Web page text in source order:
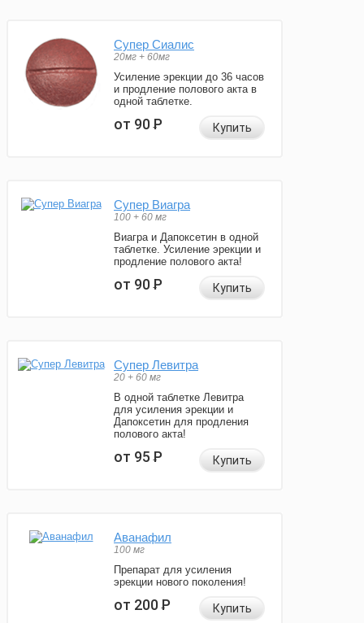
Супер Сиалис
20мг + 60мг
Усиление эрекции до 36 часов
и продление полового акта в
одной таблетке.
от 90Р Купить
Супер Виагра
100 + 60 мг
Виагра и Дапоксетин в одной
таблетке. Усиление эрекции и
продление полового акта!
от 90Р Купить
Супер Левитра
20 + 60 мг
В одной таблетке Левитра
для усиления эрекции и
Дапоксетин для продления
полового акта!
от 95Р Купить
Аванафил
100 мг
Препарат для усиления
эрекции нового поколения!
от 200Р Купить